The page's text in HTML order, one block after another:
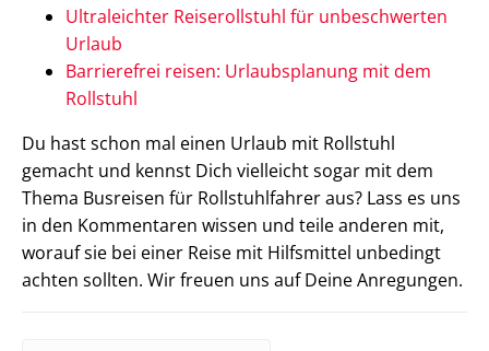
Ultraleichter Reiserollstuhl für unbeschwerten
Urlaub
Barrierefrei reisen: Urlaubsplanung mit dem
Rollstuhl
Du hast schon mal einen Urlaub mit Rollstuhl
gemacht und kennst Dich vielleicht sogar mit dem
Thema Busreisen für Rollstuhlfahrer aus? Lass es uns
in den Kommentaren wissen und teile anderen mit,
worauf sie bei einer Reise mit Hilfsmittel unbedingt
achten sollten. Wir freuen uns auf Deine Anregungen.